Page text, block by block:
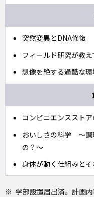
突然変異とDNA修復
フィールド研究が教
想像を絶する過酷な
コンビニエンススト
おいしさの科学 ～調
の？～
身体が動く仕組みと
学部設置届出済。計画